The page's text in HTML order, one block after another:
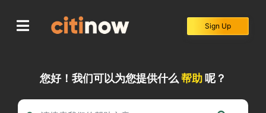
content
Sign Up
您好！我们可以为您提供什么 帮助呢？